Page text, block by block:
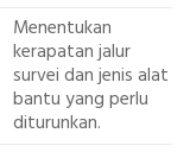
Menentukan
kerapatan jalur
survei dan jenis alat
bantu yang perlu
diturunkan.